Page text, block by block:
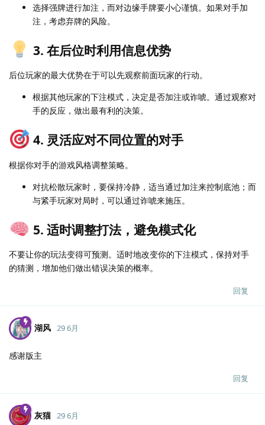
选择强牌进行加注，而对边缘手牌要小心谨慎。如果对手加
注，考虑弃牌的风险。
3. 在后位时利用信息优势
后位玩家的最大优势在于可以先观察前面玩家的行动。
根据其他玩家的下注模式，决定是否加注或诈唬。通过观察对
手的反应，做出最有利的决策。
4. 灵活应对不同位置的对手
根据你对手的游戏风格调整策略。
对抗松散玩家时，要保持冷静，适当通过加注来控制底池；而
与紧手玩家对局时，可以通过诈唬来施压。
5. 适时调整打法，避免模式化
不要让你的玩法变得可预测。适时地改变你的下注模式，保持对手
的猜测，增加他们做出错误决策的概率。
回复
湖风 29 6月
感谢版主
回复
灰猫 29 6月